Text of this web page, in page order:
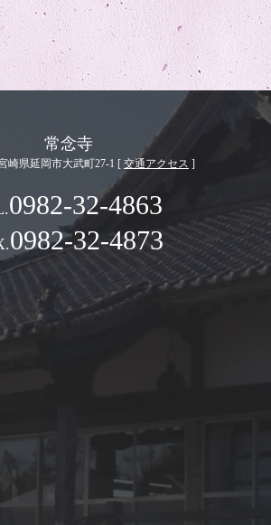
常念寺
崎県延岡市大武町27-1 [ 交通アクセス ]
0982-32-4863
0982-32-4873